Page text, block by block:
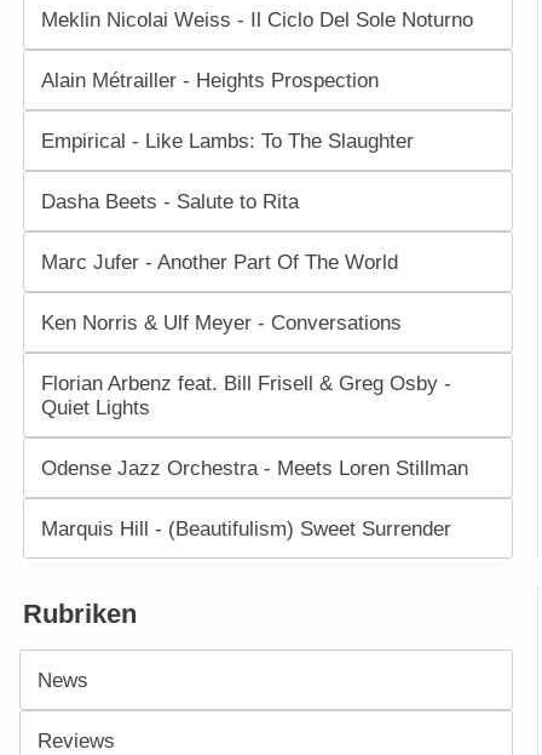
Meklin Nicolai Weiss - Il Ciclo Del Sole Noturno
Alain Métrailler - Heights Prospection
Empirical - Like Lambs: To The Slaughter
Dasha Beets - Salute to Rita
Marc Jufer - Another Part Of The World
Ken Norris & Ulf Meyer - Conversations
Florian Arbenz feat. Bill Frisell & Greg Osby -
Quiet Lights
Odense Jazz Orchestra - Meets Loren Stillman
Marquis Hill - (Beautifulism) Sweet Surrender
Rubriken
News
Reviews